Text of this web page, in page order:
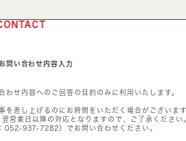
問い合わせ内容入力
わせ内容へのご回答の目的のみに利用いたします。
を差し上げるのにお時間をいただく場合がございます
営業日以降の対応となりますので、ご了承ください
052-937-7282）でお問い合わせください。